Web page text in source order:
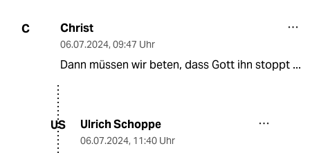
C Christ
06.07.2024, 09:47 Uhr
Dann müssen wir beten, dass Gott ihn stoppt ...
US Ulrich Schoppe
06.07.2024, 11:40 Uhr